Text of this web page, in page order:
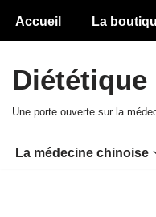
Aller
contenu
Accueil La
Une porte ouverte sur la
La médecine chinoise